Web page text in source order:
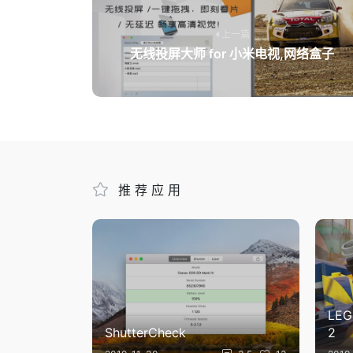
无线投屏大师 for 小米电视,网络盒子
推荐应用
ShutterCheck
2